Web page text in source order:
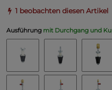
1 beobachten diesen Artikel
Ausführung mit Durchgang und